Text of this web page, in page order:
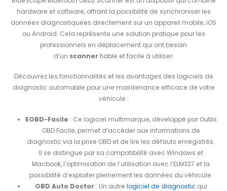
hardware et software, offrant la possibilité de synchroniser les
données diagnostiquées directement sur un appareil mobile, iOS
ou Android. Cela représente une solution pratique pour les
professionnels en déplacement qui ont besoin
d’un scanner fiable et facile à utiliser.
Découvrez les fonctionnalités et les avantages des logiciels de
diagnostic automobile pour une maintenance efficace de votre
véhicule :
EOBD-Facile : Ce logiciel multimarque, développé par Outils
OBD Facile, permet d’accéder aux informations de
diagnostic via la prise OBD et de lire les défauts enregistrés.
Il se distingue par sa compatibilité avec Windows et
Macbook, l’optimisation de l’utilisation avec l’ELM327 et la
possibilité d’exploiter pleinement les données du véhicule.
OBD Auto Doctor : Un autre logiciel de diagnostic qui